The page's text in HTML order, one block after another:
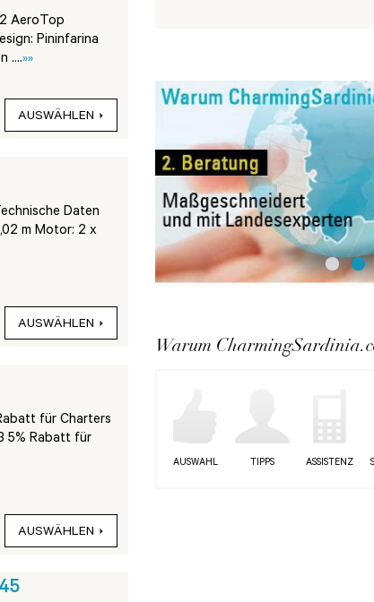
AeroTop
Pininfarina
....»»
AUSWÄHLEN
Daten
m Motor: 2 x
AUSWÄHLEN
für Charters
5% Rabatt für
AUSWÄHLEN
Warum
AUSWAHL TIPPS ASSISTENZ